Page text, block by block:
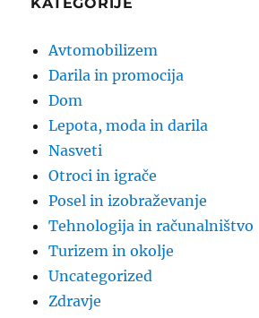
Avtomobilizem
Darila in promocija
Dom
Lepota, moda in darila
Nasveti
Otroci in igrače
Posel in izobraževanje
Tehnologija in računalništvo
Turizem in okolje
Uncategorized
Zdravje